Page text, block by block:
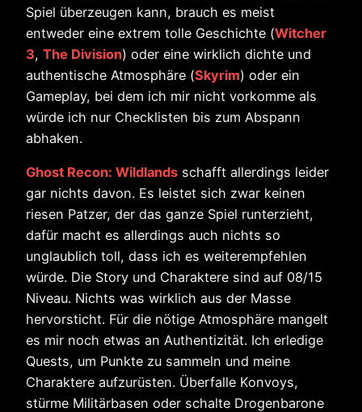
Spiel überzeugen kann, brauch es meist
entweder eine extrem tolle Geschichte (Witcher
3, The Division) oder eine wirklich dichte und
authentische Atmosphäre (Skyrim) oder ein
Gameplay, bei dem ich mir nicht vorkomme als
würde ich nur Checklisten bis zum Abspann
abhaken.
Ghost Recon: Wildlands schafft allerdings leider
gar nichts davon. Es leistet sich zwar keinen
riesen Patzer, der das ganze Spiel runterzieht,
dafür macht es allerdings auch nichts so
unglaublich toll, dass ich es weiterempfehlen
würde. Die Story und Charaktere sind auf 08/15
Niveau. Nichts was wirklich aus der Masse
hervorsticht. Für die nötige Atmosphäre mangelt
es mir noch etwas an Authentizität. Ich erledige
Quests, um Punkte zu sammeln und meine
Charaktere aufzurüsten. Überfalle Konvoys,
stürme Militärbasen oder schalte Drogenbarone